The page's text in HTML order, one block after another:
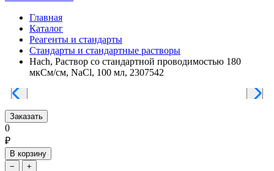
Главная
Каталог
Реагенты и стандарты
Стандарты и стандартные растворы
Hach, Раствор со стандартной проводимостью 180
мкСм/см, NaCl, 100 мл, 2307542
Заказать
0
₽
В корзину
−
+